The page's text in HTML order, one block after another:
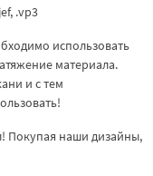
.vp3
использовать
материала.
и с тем
Покупая наши дизайны,